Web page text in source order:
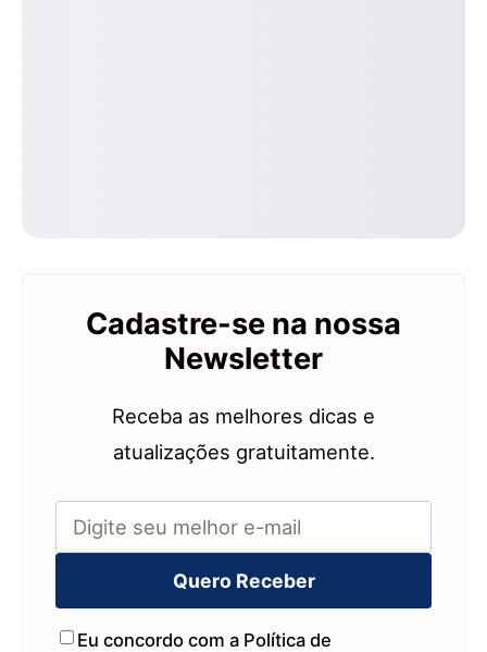
Cadastre-se na nossa
Newsletter
Receba as melhores dicas e
atualizações gratuitamente.
Quero Receber
Eu concordo com a Política de